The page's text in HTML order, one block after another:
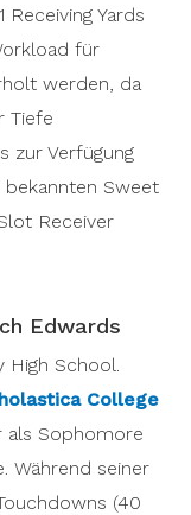
success
FCS Bowl,
winter of 2020,
in the
He was
for the
Receiving Yards
für
werden, da
Tiefe
zur Verfügung
Sweet
Receiver
Edwards
High School.
College
als Sophomore
Während seiner
(40